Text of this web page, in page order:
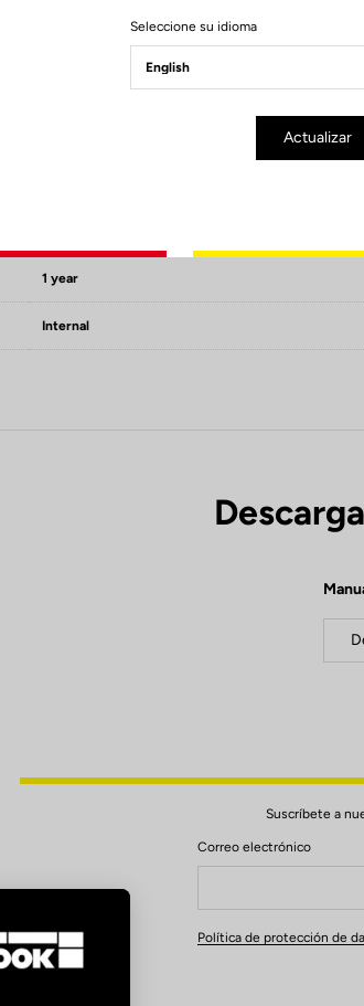
1 year
Internal
Suscríbete a
Correo electrónico
Su correo electrónico
Política de protección de
Seleccione su idioma
Actualizar